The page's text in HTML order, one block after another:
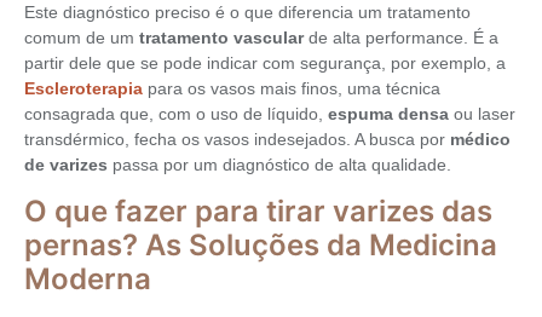
Este diagnóstico preciso é o que diferencia um tratamento
comum de um tratamento vascularde alta performance. É a
partir dele que se pode indicar com segurança, por exemplo, a
Escleroterapia para os vasos mais finos, uma técnica
consagrada que, com o uso de líquido, espuma densa ou laser
transdérmico, fecha os vasos indesejados. A busca por médico
de varizes passa por um diagnóstico de alta qualidade.
O que fazer para tirar varizes das
pernas? As Soluções da Medicina
Moderna